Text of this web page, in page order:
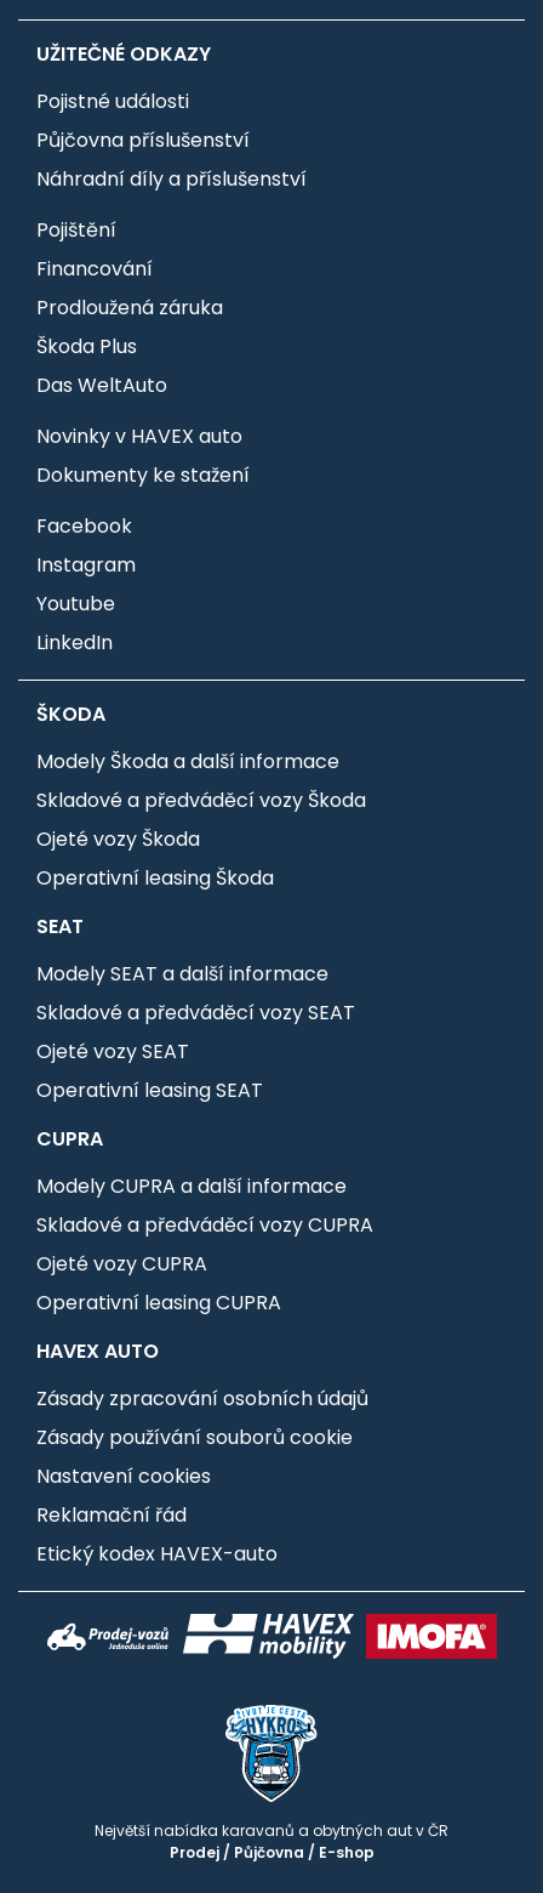
UŽITEČNÉ ODKAZY
Pojistné události
Půjčovna příslušenství
Náhradní díly a příslušenství
Pojištění
Financování
Prodloužená záruka
Škoda Plus
Das WeltAuto
Novinky v HAVEX auto
Dokumenty ke stažení
Facebook
Instagram
Youtube
LinkedIn
ŠKODA
Modely Škoda a další informace
Skladové a předváděcí vozy Škoda
Ojeté vozy Škoda
Operativní leasing Škoda
SEAT
Modely SEAT a další informace
Skladové a předváděcí vozy SEAT
Ojeté vozy SEAT
Operativní leasing SEAT
CUPRA
Modely CUPRA a další informace
Skladové a předváděcí vozy CUPRA
Ojeté vozy CUPRA
Operativní leasing CUPRA
HAVEX AUTO
Zásady zpracování osobních údajů
Zásady používání souborů cookie
Nastavení cookies
Reklamační řád
Etický kodex HAVEX-auto
Největší nabídka karavanů a obytných aut v ČR
Prodej/ Půjčovna / E-shop